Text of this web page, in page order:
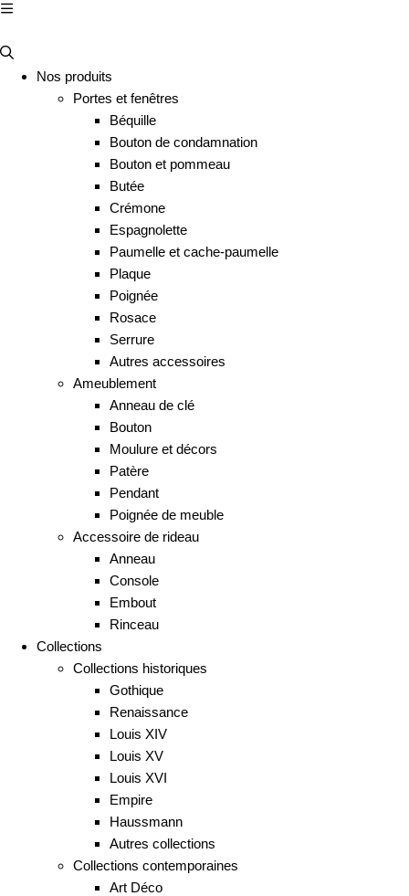
Nos produits
Portes et fenêtres
Béquille
Bouton de condamnation
Bouton et pommeau
Butée
Crémone
Espagnolette
Paumelle et cache-paumelle
Plaque
Poignée
Rosace
Serrure
Autres accessoires
Ameublement
Anneau de clé
Bouton
Moulure et décors
Patère
Pendant
Poignée de meuble
Accessoire de rideau
Anneau
Console
Embout
Rinceau
Collections
Collections historiques
Gothique
Renaissance
Louis XIV
Louis XV
Louis XVI
Empire
Haussmann
Autres collections
Collections contemporaines
Art Déco